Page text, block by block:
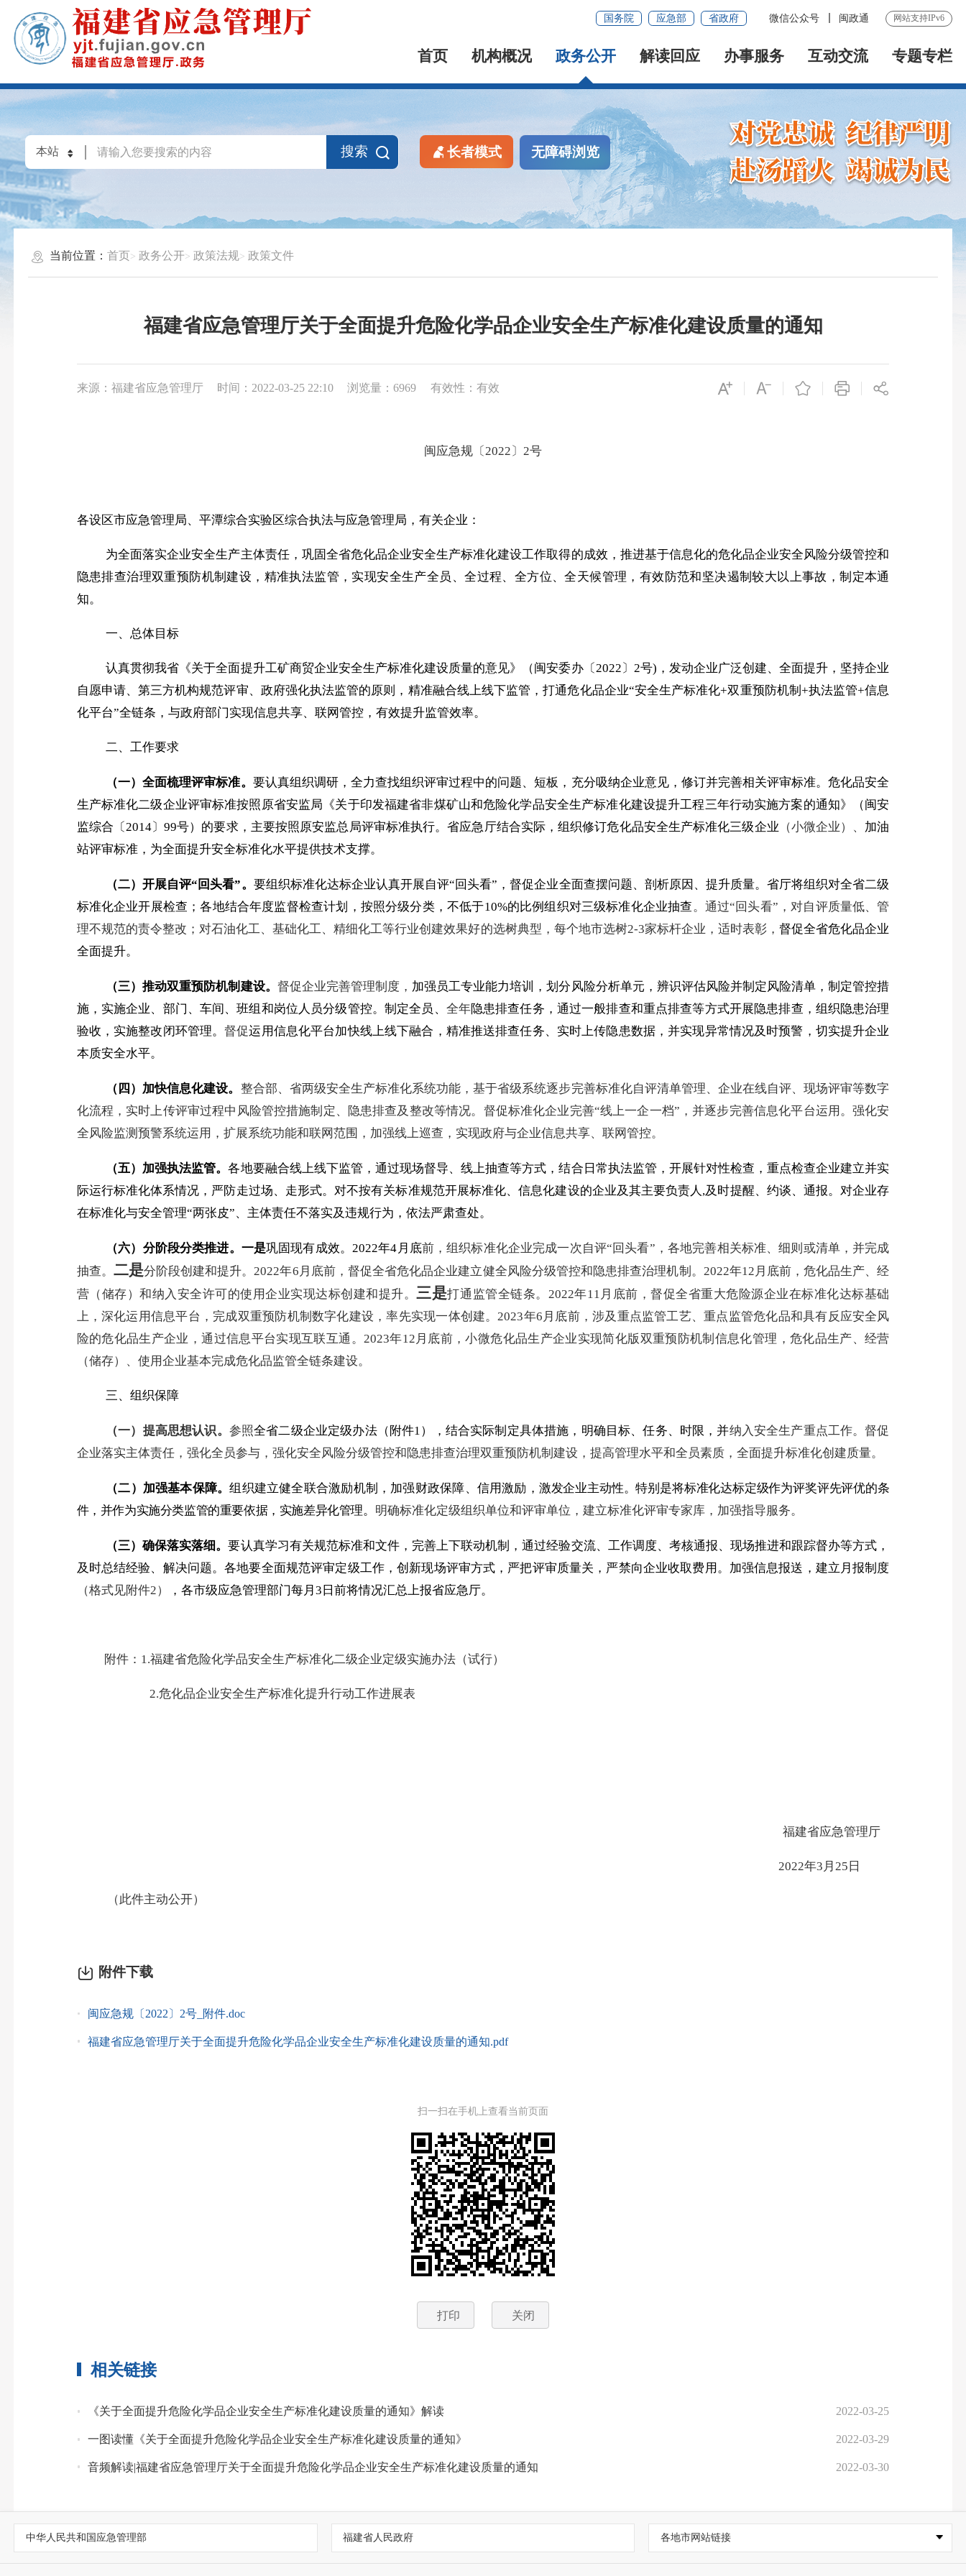
国务院 应急部 省政府 微信公众号 闽政通 网站支持IPv6
首页 机构概况 政务公开 解读回应 办事服务 互动交流 专题专栏
搜索 长者模式 无障碍浏览
当前位置：首页 政务公开 政策法规 政策文件
福建省应急管理厅关于全面提升危险化学品企业安全生产标准化建设质量的通知
来源：福建省应急管理厅 时间：2022-03-25 22:10 浏览量：6969 有效性：有效
闽应急规〔 2022 〕 2号
各设区市应急管理局、平潭综合实验区综合执法与应急管理局，有关企业 ：
为全面落实企业安全生产主体责任，巩固全省危化品企业安全生产标准化建设工作取得的成效，推进基于信息化的危化品企业安全风险分级管控和
隐患排查治理双重预防机制建设，精准执法监管，实现安全生产全员、全过程、全方位、全天候管理，有效防范和坚决遏制较大以上事故，制定本通
知。
一、总体目标
认真贯彻我省《关于全面提升工矿商贸企业安全生产标准化建设质量的意见》（闽安委办〔 2022 〕 2号) ，发动企业广泛创建、全面提升，坚持企业
自愿申请、第三方机构规范评审、政府强化执法监管的原则，精准融合线上线下监管，打通危化品企业“安全生产标准化+双重预防机制 +执法监管+信息
化平台”全链条，与政府部门实现信息共享、联网管控，有效提升监管效率。
二、工作要求
（一）全面梳理评审标准。 要认真组织调研，全力查找组织评审过程中的问题、短板，充分吸纳企业意见，修订并完善相关评审标准。危化品安全
生产标准化二级企业评审标准按照原省安监局《关于印发福建省非煤矿山和危险化学品安全生产标准化建设提升工程三年行动实施方案的通知》（闽安
监综合〔 2014〕99号）的要求，主要按照原安监总局评审标准执行。省应急厅结合实际，组织修订危化品安全生产标准化三级企业 （小微企业）、 加油
站评审标准，为全面提升安全标准化水平提供技术支撑。
（二）开展自评“回头看”。 要组织标准化达标企业认真开展自评“回头看”，督促企业全面查摆问题、剖析原因、提升质量。省厅将组织对全省二级
标准化企业开展检查；各地结合年度监督检查计划，按照分级分类，不低于10%的比例组织对三级标准化企业抽查。通过“回头看”，对自评质量低、管
理不规范的责令整改；对石油化工、基础化工、精细化工等行业创建效果好的选树典型，每个地市选树2-3家标杆企业，适时表彰，督促全省危化品企业
全面提升。
（三）推动双重预防机制建设。 督促企业完善管理制度 ， 加强员工专业能力培训，划分风险分析单元，辨识评估风险并制定风险清单，制定管控措
施，实施企业、部门、车间、班组和岗位人员分级管控。制定全员、 全年隐患排查任务，通过一般排查和重点排查等方式开展隐患排查，组织隐患治理
验收，实施整改闭环管理。督促运用信息化平台加快线上线下融合，精准推送排查任务、实时上传隐患数据，并实现异常情况及时预警，切实提升企业
本质安全水平。
（四）加快信息化建设。 整合部、省两级安全生产标准化系统功能，基于省级系统逐步完善标准化自评清单管理、企业在线自评、现场评审等数字
化流程，实时上传评审过程中风险管控措施制定、隐患排查及整改等情况。督促标准化企业完善“线上一企一档”，并逐步完善信息化平台运用。强化安
全风险监测预警系统运用，扩展系统功能和联网范围，加强线上巡查，实现政府与企业信息共享、联网管控。
（五）加强执法监管。各地要融合线上线下监管，通过现场督导、线上抽查等方式，结合日常执法监管，开展针对性检查，重点检查企业建立并实
际运行标准化体系情况，严防走过场、走形式。对不按有关标准规范开展标准化、信息化建设的企业及其主要负责人 ,及时提醒、约谈、通报。对企业存
在标准化与安全管理“两张皮”、主体责任不落实及违规行为，依法严肃查处。
（六）分阶段分类推进。 一是巩固现有成效。2022年4 月底前，组织标准化企业完成一次自评“回头看”，各地完善相关标准、细则或清单，并完成
抽查。 二是分阶段创建和提升。2022年6 月底前，督促全省危化品企业建立健全风险分级管控和隐患排查治理机制。 2022年12 月底前，危化品生产、经
营（储存）和纳入安全许可的使用企业实现达标创建和提升。三是打通监管全链条。 2022年11 月底前，督促全省重大危险源企业在标准化达标基础
上，深化运用信息平台，完成双重预防机制数字化建设，率先实现一体创建。2023年6 月底前，涉及重点监管工艺、重点监管危化品和具有反应安全风
险的危化品生产企业，通过信息平台实现互联互通。 2023年12 月底前，小微危化品生产企业实现简化版双重预防机制信息化管理，危化品生产、经营
（储存）、使用企业基本完成危化品监管全链条建设。
三、组织保障
（一）提高思想认识。 参照全省二级企业定级办法（附件1），结合实际制定具体措施，明确目标、任务、时限，并纳入安全生产重点工作。督促
企业落实主体责任，强化全员参与，强化安全风险分级管控和隐患排查治理双重预防机制建设，提高管理水平和全员素质，全面提升标准化创建质量。
（二）加强基本保障。组织建立健全联合激励机制，加强财政保障、信用激励， 激发企业主动性。特别是将标准化达标定级作为评奖评先评优的条
件，并作为实施分类监管的重要依据，实施差异化管理。 明确标准化定级组织单位和评审单位，建立标准化评审专家库，加强指导服务。
（三）确保落实落细。要认真学习有关规范标准和文件，完善上下联动机制，通过经验交流、工作调度、考核通报、现场推进和跟踪督办等方式，
及时总结经验、解决问题。各地要全面规范评审定级工作，创新现场评审方式，严把评审质量关，严禁向企业收取费用。加强信息报送，建立月报制度
（格式见附件2） ，各市级应急管理部门每月 3 日前将情况汇总上报省应急厅。
附件： 1.福建省危险化学品安全生产标准化二级企业定级实施办法（试行）
2.危化品企业安全生产标准化提升行动工作进展表
福建省应急管理厅
2022年3 月 25 日
（此件主动公开）
附件下载
闽应急规〔2022〕2号_附件.doc
福建省应急管理厅关于全面提升危险化学品企业安全生产标准化建设质量的通知.pdf
扫一扫在手机上查看当前页面
打印 关闭
相关链接
《关于全面提升危险化学品企业安全生产标准化建设质量的通知》解读 2022-03-25
一图读懂《关于全面提升危险化学品企业安全生产标准化建设质量的通知》 2022-03-29
音频解读|福建省应急管理厅关于全面提升危险化学品企业安全生产标准化建设质量的通知 2022-03-30
中华人民共和国应急管理部 福建省人民政府 各地市网站链接